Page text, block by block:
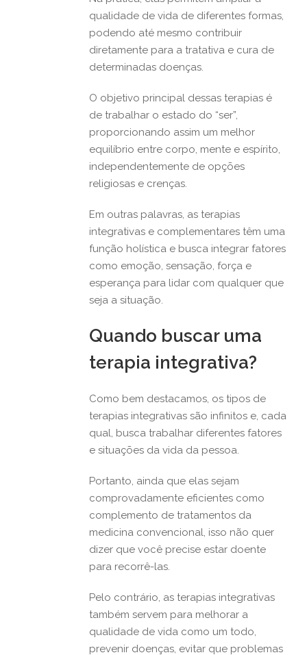
qualidade de vida de diferentes formas,
podendo até mesmo contribuir
diretamente para a tratativa e cura de
determinadas doenças.
O objetivo principal dessas terapias é
de trabalhar o estado do “ser”,
proporcionando assim um melhor
equilíbrio entre corpo, mente e espírito,
independentemente de opções
religiosas e crenças.
Em outras palavras, as terapias
integrativas e complementares têm uma
função holística e busca integrar fatores
como emoção, sensação, força e
esperança para lidar com qualquer que
seja a situação.
Quando buscar uma
terapia integrativa?
Como bem destacamos, os tipos de
terapias integrativas são infinitos e, cada
qual, busca trabalhar diferentes fatores
e situações da vida da pessoa.
Portanto, ainda que elas sejam
comprovadamente eficientes como
complemento de tratamentos da
medicina convencional, isso não quer
dizer que você precise estar doente
para recorrê-las.
Pelo contrário, as terapias integrativas
também servem para melhorar a
qualidade de vida como um todo,
prevenir doenças, evitar que problemas